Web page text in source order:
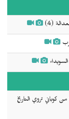
تروي التاريخ